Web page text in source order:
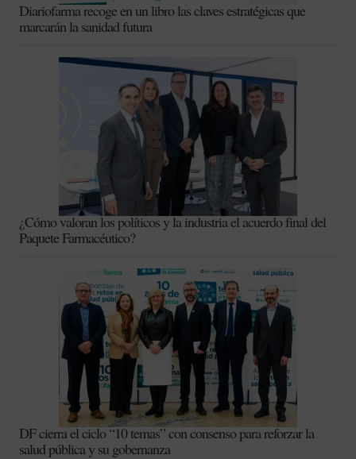
Diariofarma recoge en un libro las claves estratégicas que
marcarán la sanidad futura
¿Cómo valoran los políticos y la industria el acuerdo final del
Paquete Farmacéutico?
DF cierra el ciclo “10 temas” con consenso para reforzar la
salud pública y su gobernanza